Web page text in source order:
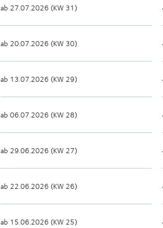
ab 27.07.2026 (KW 31)
ab 20.07.2026 (KW 30)
ab 13.07.2026 (KW 29)
ab 06.07.2026 (KW 28)
ab 29.06.2026 (KW 27)
ab 22.06.2026 (KW 26)
ab 15.06.2026 (KW 25)